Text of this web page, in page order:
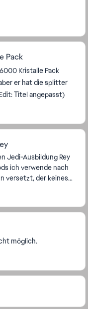
Pack
Kristalle Pack
er hat die splitter
Titel angepasst)
Jedi-Ausbildung Rey
ich verwende nach
versetzt, der keines
...
möglich.